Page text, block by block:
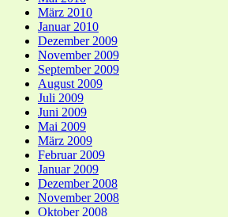
März 2010
Januar 2010
Dezember 2009
November 2009
September 2009
August 2009
Juli 2009
Juni 2009
Mai 2009
März 2009
Februar 2009
Januar 2009
Dezember 2008
November 2008
Oktober 2008